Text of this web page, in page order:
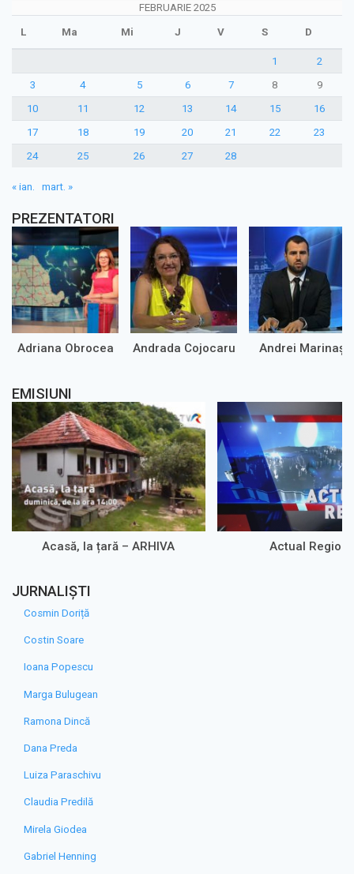
FEBRUARIE 2025
L Ma Mi J V S D
1
2
3
4 5 6 7 8
9
10
11 12 13 14 15
16
17
18 19 20 21 22
23
24
25 26 27 28
« ian. mart. »
PREZENTATORI
Adriana Obrocea Andrada Cojocaru Andrei Marinaș
EMISIUNI
Acasă, la țară – ARHIVA Actual
JURNALIȘTI
Cosmin Doriță
Costin Soare
Ioana Popescu
Marga Bulugean
Ramona Dincă
Dana Preda
Luiza Paraschivu
Claudia Predilă
Mirela Giodea
Gabriel Henning